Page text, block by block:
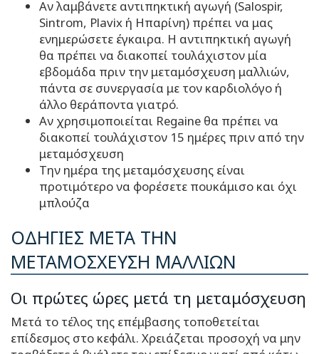
Αν λαμβάνετε αντιπηκτική αγωγή (Salospir,
Sintrom, Plavix ή Ηπαρίνη) πρέπει να μας
ενημερώσετε έγκαιρα. Η αντιπηκτική αγωγή
θα πρέπει να διακοπεί τουλάχιστον μία
εβδομάδα πριν την μεταμόσχευση μαλλιών,
πάντα σε συνεργασία με τον καρδιολόγο ή
άλλο θεράποντα γιατρό.
Αν χρησιμοποιείται Regaine θα πρέπει να
διακοπεί τουλάχιστον 15 ημέρες πριν από την
μεταμόσχευση
Την ημέρα της μεταμόσχευσης είναι
προτιμότερο να φορέσετε πουκάμισο και όχι
μπλούζα
ΟΔΗΓΙΕΣ ΜΕΤΑ ΤΗΝ
ΜΕΤΑΜΟΣΧΕΥΣΗ ΜΑΛΛΙΩΝ
Οι πρώτες ώρες μετά τη μεταμόσχευση
Μετά το τέλος της επέμβασης τοποθετείται
επίδεσμος στο κεφάλι. Χρειάζεται προσοχή να μην